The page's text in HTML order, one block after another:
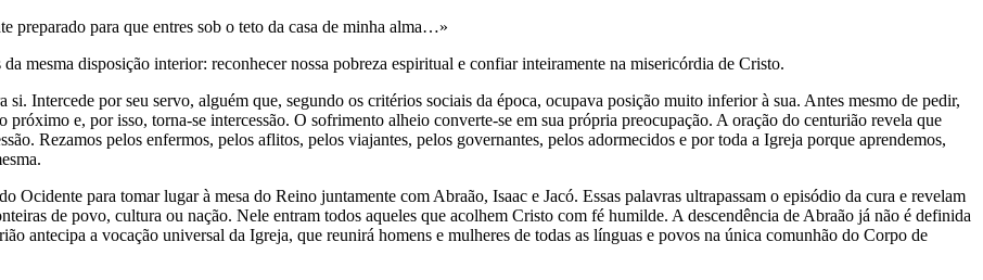
preparado para que entres sob o teto da casa de minha alma…»
mesma disposição interior: reconhecer nossa pobreza espiritual e confiar inteiramente na misericórdia de Cristo.
Intercede por seu servo, alguém que, segundo os critérios sociais da época, ocupava posição muito inferior à sua. Antes mesmo de pedir,
próximo e, por isso, torna-se intercessão. O sofrimento alheio converte-se em sua própria preocupação. A oração do centurião revela que
Rezamos pelos enfermos, pelos aflitos, pelos viajantes, pelos governantes, pelos adormecidos e por toda a Igreja porque aprendemos,
Ocidente para tomar lugar à mesa do Reino juntamente com Abraão, Isaac e Jacó. Essas palavras ultrapassam o episódio da cura e revelam
de povo, cultura ou nação. Nele entram todos aqueles que acolhem Cristo com fé humilde. A descendência de Abraão já não é definida
antecipa a vocação universal da Igreja, que reunirá homens e mulheres de todas as línguas e povos na única comunhão do Corpo de